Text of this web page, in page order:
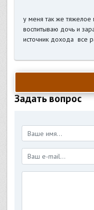
у меня так же
воспитываю дочь и
источник дохода все
Задать вопрос